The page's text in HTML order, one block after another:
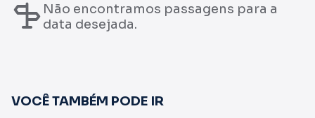
Não encontramos passagens para a
data desejada.
VOCÊ TAMBÉM PODE IR